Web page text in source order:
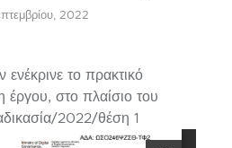
2022
το πρακτικό
έργου, στο πλαίσιο του
2022/θέση 1